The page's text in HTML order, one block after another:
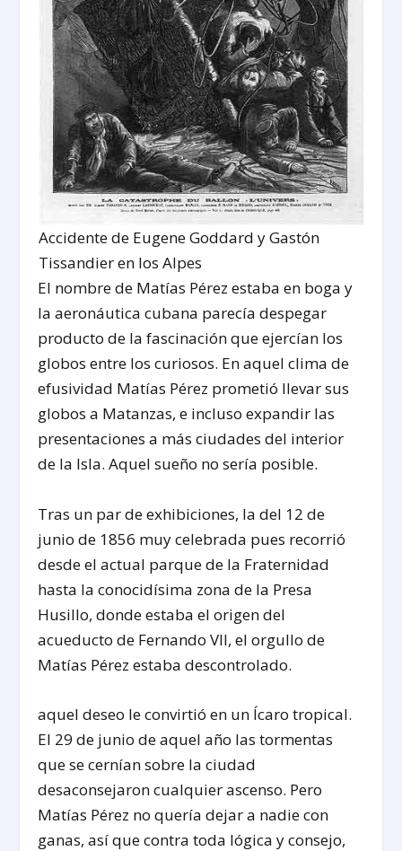
Accidente de Eugene Goddard y Gastón
Tissandier en los Alpes
El nombre de Matías Pérez estaba en boga y
la aeronáutica cubana parecía despegar
producto de la fascinación que ejercían los
globos entre los curiosos. En aquel clima de
efusividad Matías Pérez prometió llevar sus
globos a Matanzas, e incluso expandir las
presentaciones a más ciudades del interior
de la Isla. Aquel sueño no sería posible.
Tras un par de exhibiciones, la del 12 de
junio de 1856 muy celebrada pues recorrió
desde el actual parque de la Fraternidad
hasta la conocidísima zona de la Presa
Husillo, donde estaba el origen del
acueducto de Fernando VII, el orgullo de
Matías Pérez estaba descontrolado.
aquel deseo le convirtió en un Ícaro tropical.
El 29 de junio de aquel año las tormentas
que se cernían sobre la ciudad
desaconsejaron cualquier ascenso. Pero
Matías Pérez no quería dejar a nadie con
ganas, así que contra toda lógica y consejo,